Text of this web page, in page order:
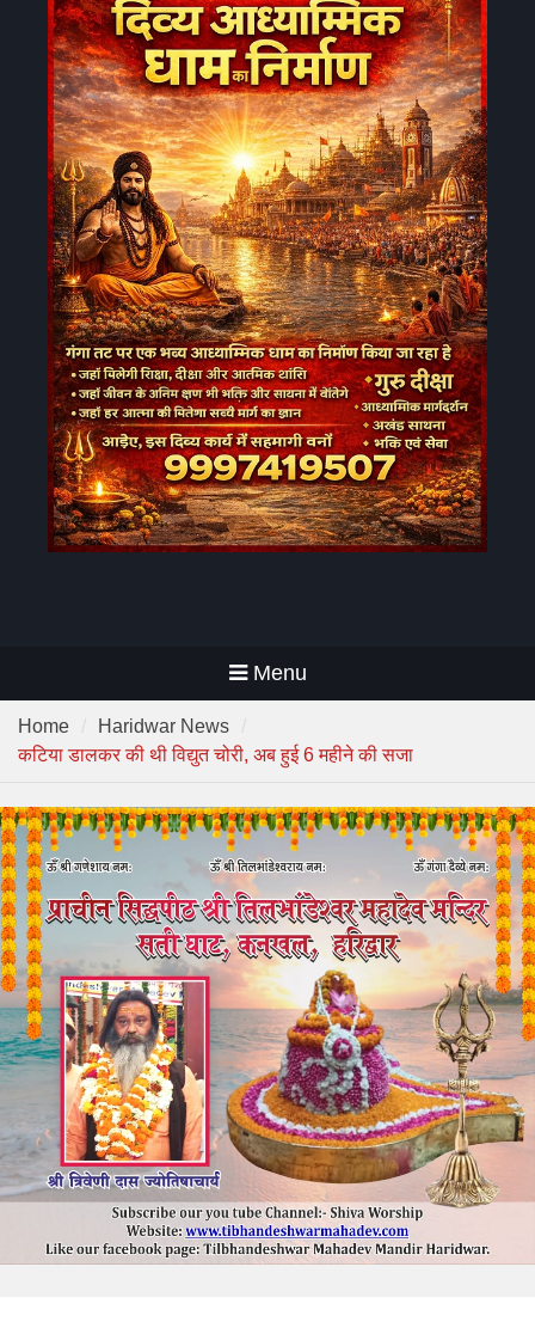
Menu
Home
Haridwar News
कटिया डालकर की थी विद्युत चोरी, अब हुई 6 महीने की सजा